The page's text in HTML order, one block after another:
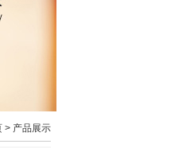
> 产品展示